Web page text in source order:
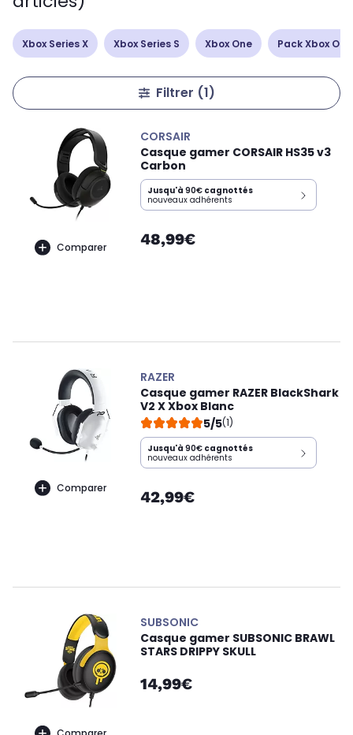
Xbox Series X Xbox Series S Xbox One Pack Xbox One
Filtrer (1)
Comparer
CORSAIR
Casque gamer CORSAIR HS35 v3
Carbon
Jusqu'à 90€ cagnottés
nouveaux adhérents
48,99€
Comparer
RAZER
Casque gamer RAZER BlackShark
V2 X Xbox Blanc
5/5(1)
Jusqu'à 90€ cagnottés
nouveaux adhérents
42,99€
SUBSONIC
Casque gamer SUBSONIC BRAWL
STARS DRIPPY SKULL
14,99€